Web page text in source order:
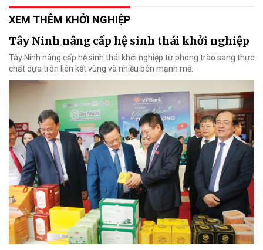
XEM THÊM KHỞI NGHIỆP
Tây Ninh nâng cấp hệ sinh thái khởi nghiệp
Tây Ninh nâng cấp hệ sinh thái khởi nghiệp từ phong trào sang thực
chất dựa trên liên kết vùng và nhiều bên mạnh mẽ.